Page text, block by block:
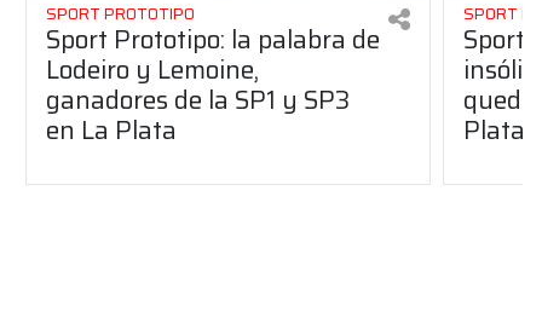
SPORT PROTOTIPO
Sport Prototipo: la palabra de
Lodeiro y Lemoine,
ganadores de la SP1 y SP3
en La Plata
SPORT
Sport
Plata